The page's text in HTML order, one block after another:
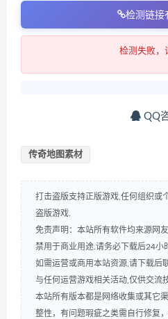
检测链接
检测失败，
QQ
传奇地图素材
打击盗版支持正版游戏,任何组织或
盗版游戏.
免责声明：本站所有软件均来源网
禁用于商业用途.请务必下载后24小
如需运营或商用本站资源,请下载后
与任何运营游戏相关活动,仅供交流
本站所有版本都是网络收集或其它
整性，有问题瑕疵之类需自行修复，